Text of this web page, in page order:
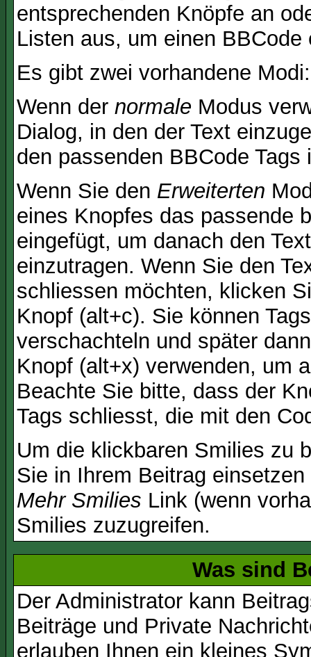
entsprechenden Knöpfe an
Listen aus, um einen BBCode
Es gibt zwei vorhandene
Wenn der normale Modus
Dialog, in den der Text
den passenden BBCode
Wenn Sie den Erweiterten
eines Knopfes das passende
eingefügt, um danach den
einzutragen. Wenn Sie den
schliessen möchten, klicken
Knopf (alt+c). Sie können
verschachteln und später
Knopf (alt+x) verwenden, um
Beachte Sie bitte, dass der
Tags schliesst, die mit den
Um die klickbaren Smilies zu
Sie in Ihrem Beitrag
Mehr Smilies Link (wenn
Smilies zuzugreifen.
Was sind
Der Administrator kann
Beiträge und Private
erlauben Ihnen ein kleines